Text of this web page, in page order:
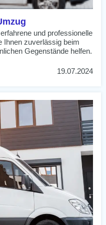
und professionelle
Ihnen zuverlässig beim
Gegenstände helfen.
19.07.2024